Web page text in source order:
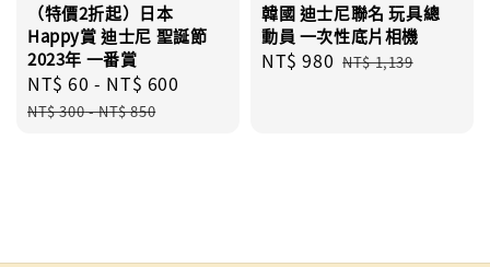
（特價2折起）日本
Happy賞 迪士尼 聖誕節
2023年 一番賞
Sale
price
NT$ 60 - NT$ 600
NT$ 300-NT$ 850
韓國 迪士尼聯名 玩具總
動員 一次性底片相機
Sale
NT$ 980 Regular
NT$ 1,139